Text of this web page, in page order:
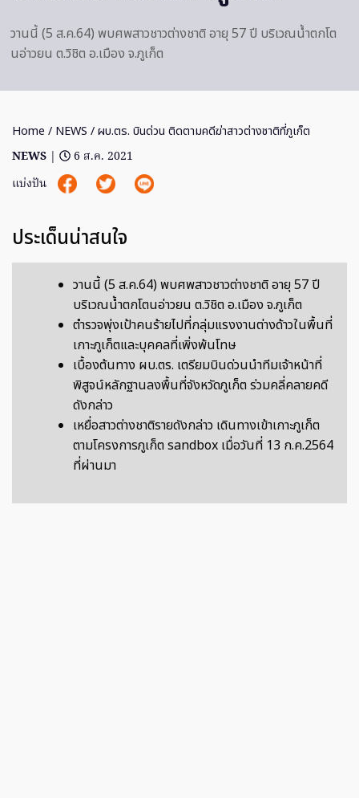
วานนี้ (5 ส.ค.64) พบศพสาวชาวต่างชาติ อายุ 57 ปี บริเวณน้ำตกโต
นอ่าวยน ต.วิชิต อ.เมือง จ.ภูเก็ต
Home / NEWS / ผบ.ตร. บินด่วน ติดตามคดีฆ่าสาวต่างชาติที่ภูเก็ต
NEWS |
6 ส.ค. 2021
แบ่งปัน
ประเด็นน่าสนใจ
วานนี้ (5 ส.ค.64) พบศพสาวชาวต่างชาติ อายุ 57 ปี
บริเวณน้ำตกโตนอ่าวยน ต.วิชิต อ.เมือง จ.ภูเก็ต
ตำรวจพุ่งเป้าคนร้ายไปที่กลุ่มแรงงานต่างด้าวในพื้นที่
เกาะภูเก็ตและบุคคลที่เพิ่งพ้นโทษ
เบื้องต้นทาง ผบ.ตร. เตรียมบินด่วนนำทีมเจ้าหน้าที่
พิสูจน์หลักฐานลงพื้นที่จังหวัดภูเก็ต ร่วมคลี่คลายคดี
ดังกล่าว
เหยื่อสาวต่างชาติรายดังกล่าว เดินทางเข้าเกาะภูเก็ต
ตามโครงการภูเก็ต sandbox เมื่อวันที่ 13 ก.ค.2564
ที่ผ่านมา